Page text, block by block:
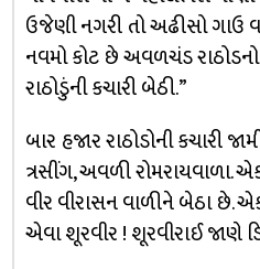
ઉજેણી નગરી તો અઢીસો ગાઉ
નવમો કોટ છે અવળચંડ
રાઠોડુંની કચારી બેઠી.”
બાર હજાર રાઠોડોની કચારી
ત્રસીંગ, અવળી રોમરાયવાળા.
વીર વીરાસન વાળીને બેઠા છે.
એવા શૂરવીર ! શૂરવીરાઈ